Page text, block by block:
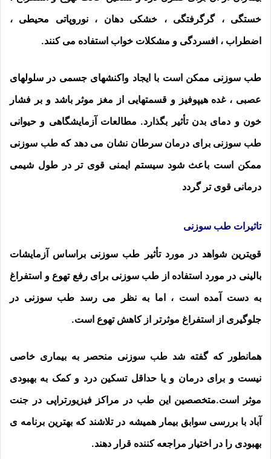
خستگی ، گرگرفتگی ، خشکی دهان ، نوروپاتی محیطی ،
اضطراب ، افسردگی و مشکلات خواب استفاده می كنند.
طب سوزنی ممکن است با ایجاد واکنشهای جسمی در سلولهای
عصبی ، غده هیپوفیز و قسمتهایی از مغز موثر باشد و بر فشار
خون و دمای بدن تأثیر بگذارد. مطالعات آزمایشگاهی و حیوانی
طب سوزنی برای درمان سرطان نشان می دهد که طب سوزنی
ممکن است باعث شود سیستم ایمنی قوی تر در طول شیمی
درمانی قوی تر گردد
تاثیرات طب سوزنی
قویترین شواهد در مورد تأثیر طب سوزنی براساس آزمایشات
بالینی در مورد استفاده از طب سوزنی برای رفع تهوع و استفراغ
به دست آمده است ، اما به نظر می رسد طب سوزنی در
جلوگیری از استفراغ موثرتر از کاهش تهوع است.
همانطور که گفته شد طب سوزنی منحصر به بیماری خاصی
نیست و برای درمان و یا حداقل تسکین درد و کمک به بهبودی
موثر است.متخصصین این طب در مراکز فیزیورتراپی در جنت
آباد با بررسی سوابق بیمار همیشه در تلاشند که بهترین برنامه ی
بهبودی را در اختیار مراجعه کننده قرار دهند.